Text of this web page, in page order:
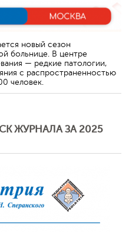
новый сезон
больнице. В центре
— редкие патологии,
с распространенностью
человек.
ЖУРНАЛА ЗА 2025